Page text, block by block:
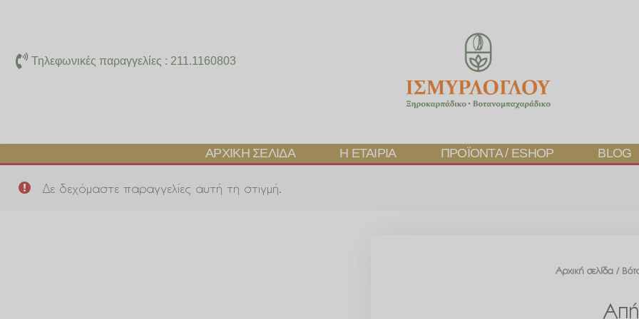
περιεχόμενο
Τηλεφωνικές παραγγελίες : 211.1160803
ΑΡΧΙΚΉ ΣΕΛΊΔΑ Η ΕΤΑΙΡΊΑ ΠΡΟΪΌΝΤΑ / ESHOP BLOG
Δε δεχόμαστε παραγγελίες αυτή τη στιγμή.
Αρχική σελίδα /